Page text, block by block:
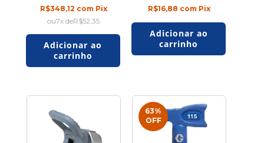
R$348,12 com Pix
7x deR$52,35
R$16,88 com Pix
63%
OFF